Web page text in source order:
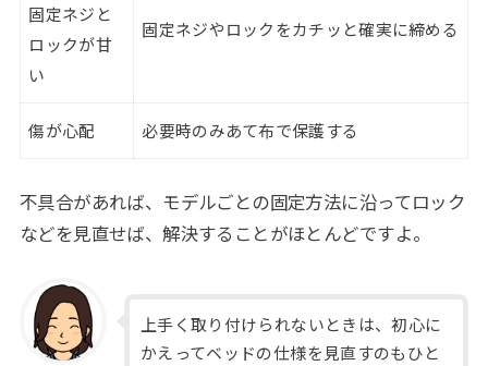
固定ネジと
ロックが甘
い
固定ネジやロックをカチッと確実に締める
傷が心配 必要時のみあて布で保護する
不具合があれば、モデルごとの固定方法に沿ってロック
などを見直せば、解決することがほとんどですよ。
上手く取り付けられないときは、初心に
かえってベッドの仕様を見直すのもひと